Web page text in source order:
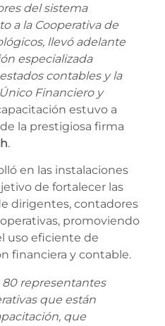
del sistema
a la Cooperativa de
llevó adelante
especializada
contables y la
Financiero y
estuvo a
la prestigiosa firma
.
en las instalaciones
de fortalecer las
dirigentes, contadores
promoviendo
uso eficiente de
financiera y contable.
80 representantes
que están
que